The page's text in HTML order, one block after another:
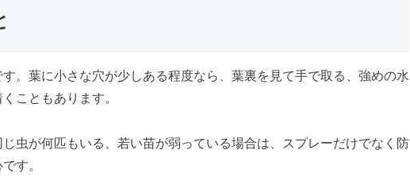
。葉に小さな穴が少しある程度なら、葉裏を見て手で取る、強めの水
こともあります。
虫が何匹もいる、若い苗が弱っている場合は、スプレーだけでなく防
す。